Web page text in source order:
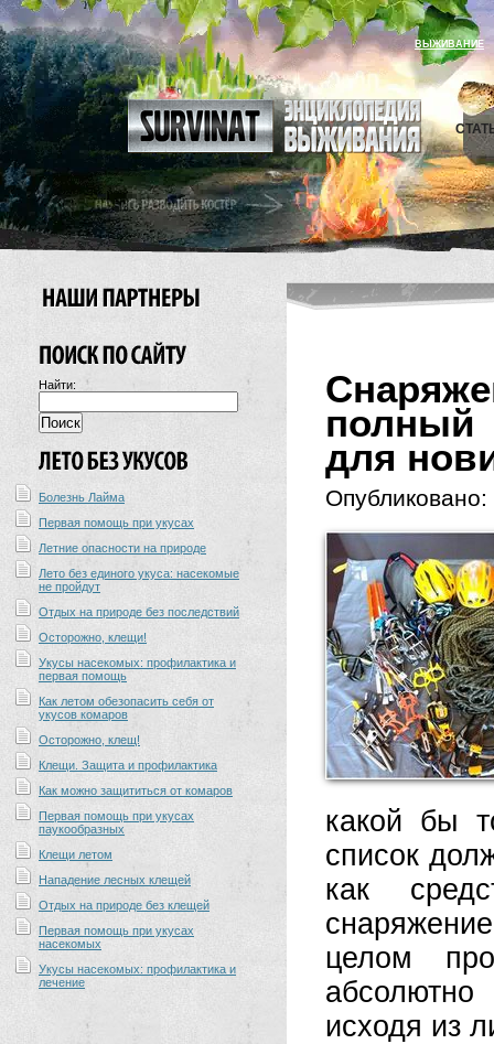
ВЫЖИВАНИЕ
Найти:
Болезнь Лайма
Первая помощь при укусах
Летние опасности на природе
Лето без единого укуса: насекомые
не пройдут
Отдых на природе без последствий
Осторожно, клещи!
Укусы насекомых: профилактика и
первая помощь
Как летом обезопасить себя от
укусов комаров
Осторожно, клещ!
Клещи. Защита и профилактика
Как можно защититься от комаров
Первая помощь при укусах
паукообразных
Клещи летом
Нападение лесных клещей
Отдых на природе без клещей
Первая помощь при укусах
насекомых
Укусы насекомых: профилактика и
лечение
для
Опубликовано:
какой бы
список
как
целом
исходя из